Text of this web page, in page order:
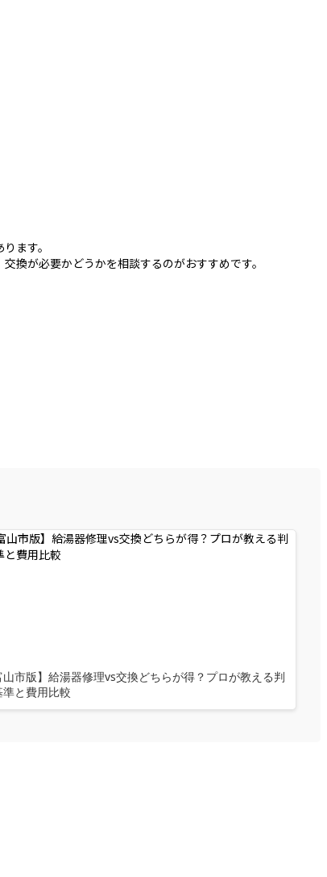
ます。
換が必要かどうかを相談するのがおすすめです。
山市版】給湯器修理vs交換どちらが得？プロが教える判
準と費用比較